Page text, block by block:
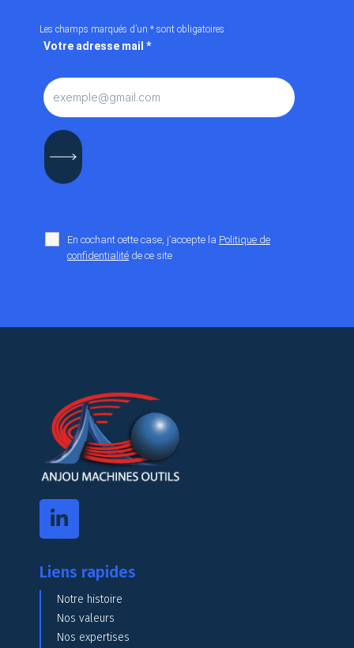
Les champs marqués d’un * sont obligatoires
Votre adresse mail *
En cochant cette case, j’accepte la Politique de
confidentialité de ce site
Liens rapides
Notre histoire
Nos valeurs
Nos expertises